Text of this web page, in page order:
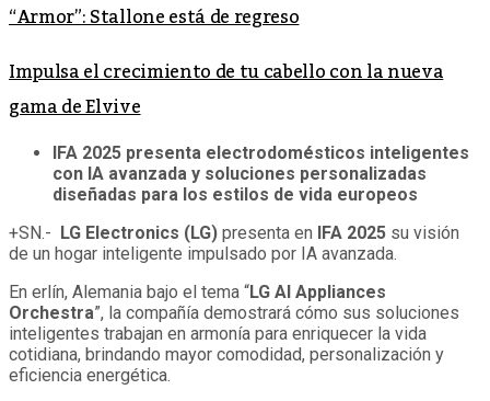
“Armor”: Stallone está de regreso
Impulsa el crecimiento de tu cabello con la nueva
gama de Elvive
IFA 2025 presenta electrodomésticos inteligentes
con IA avanzada y soluciones personalizadas
diseñadas para los estilos de vida europeos
+SN.- LG Electronics (LG) presenta en IFA 2025 su visión
de un hogar inteligente impulsado por IA avanzada.
En erlín, Alemania bajo el tema “LG AI Appliances
Orchestra”, la compañía demostrará cómo sus soluciones
inteligentes trabajan en armonía para enriquecer la vida
cotidiana, brindando mayor comodidad, personalización y
eficiencia energética.